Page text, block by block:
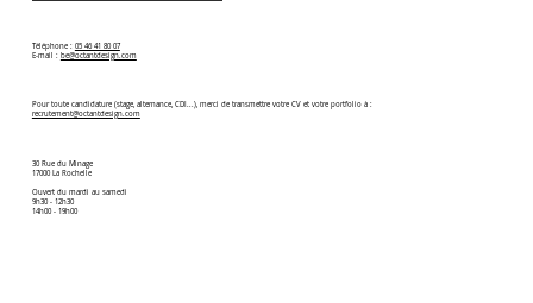
Téléphone : 05 46 41 80 07
E-mail : be@octantdesign.com
Pour toute candidature (stage, alternance, CDI...), merci de transmettre votre CV et votre portfolio à :
recrutement@octantdesign.com
30 Rue du Minage
17000 La Rochelle
Ouvert du mardi au samedi
9h30 - 12h30
14h00 - 19h00